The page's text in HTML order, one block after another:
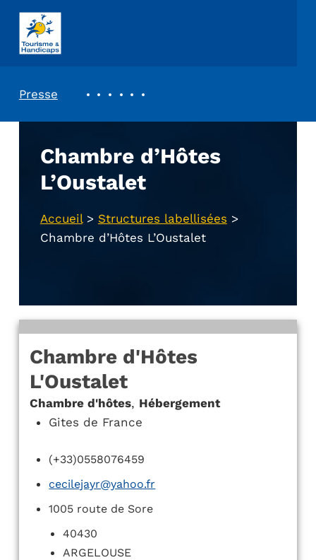
ASSOCIATION TOURISME ET HANDICAPS
Presse
Chambre d’Hôtes
L’Oustalet
Accueil> Structures labellisées >
Chambre d’Hôtes L’Oustalet
Chambre d'Hôtes
L'Oustalet
Chambre d'hôtes, Hébergement
Gites de France
(+33)0558076459
cecilejayr@yahoo.fr
1005 route de Sore
40430
ARGELOUSE